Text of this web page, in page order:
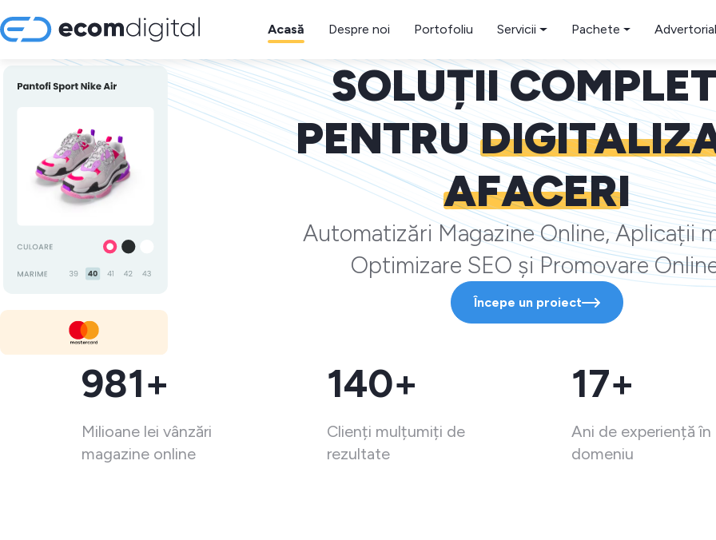
Acasă Despre noi Portofoliu Servicii Pachete
SOLUȚII
PENTRU
AFACERI
Automatizări Magazine Online, Aplicații
Optimizare SEO și Promovare
Începe un proiect
981+
Milioane lei vânzări
magazine online
140+
Clienți mulțumiți de
rezultate
17+
Ani de experiență în
domeniu